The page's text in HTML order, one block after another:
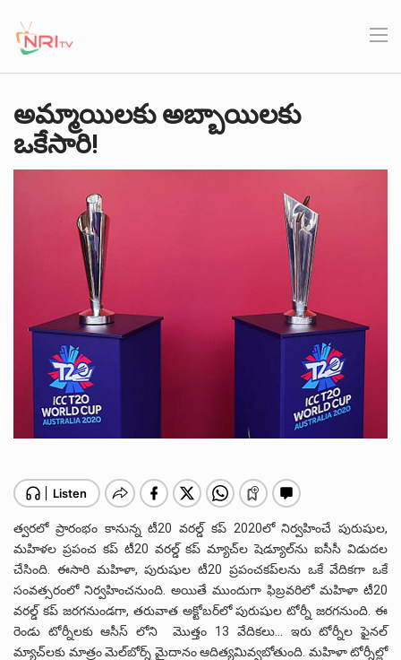
అమ్మాయిలకు అబ్బాయిలకు
ఒకేసారి!
త్వరలో ప్రారంభం కానున్న టీ20 వరల్డ్‌ కప్‌ 2020లో నిర్వహించే పురుషుల,
మహిళల ప్రపంచ కప్‌ టీ20 వరల్డ్‌ కప్‌ మ్యాచ్‌ల షెడ్యూల్‌ను ఐసీసీ విడుదల
చేసింది. ఈసారి మహిళా, పురుషుల టీ20 ప్రపంచకప్‌లను ఒకే వేదికగా ఒకే
సంవత్సరంలో నిర్వహించనుంది. అయితే ముందుగా ఫిబ్రవరిలో మహిళా టీ20
వరల్డ్‌ కప్‌ జరగనుండగా, తరువాత అక్టోబర్‌లో పురుషుల టోర్నీ జరగనుంది. ఈ
రెండు టోర్నీలకు ఆసీస్ లోని మొత్తం 13 వేదికలు… ఇరు టోర్నీల ఫైనల్‌
మ్యాచ్‌లకు మాత్రం మెల్‌బోర్న్‌ మైదానం ఆదిత్యమివ్వబోతుంది. మహిళా టోర్నీల్లో